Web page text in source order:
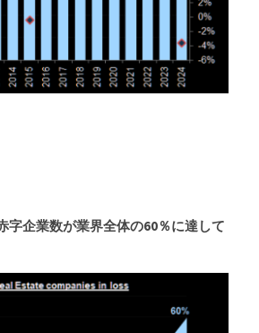
字企業数が業界全体の60％に達して